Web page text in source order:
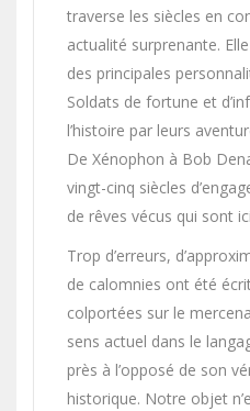
traverse les siècles en
actualité surprenante.
des principales
Soldats de fortune et
l’histoire par leurs
De Xénophon à Bob
vingt-cinq siècles
de rêves vécus qui sont
Trop d’erreurs,
de calom­nies ont été
colportées sur le
sens actuel dans le
près à l’opposé de son
historique. Notre objet